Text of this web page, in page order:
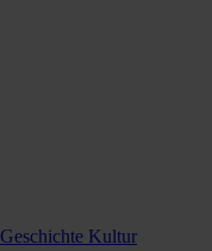
Geschichte Kultur